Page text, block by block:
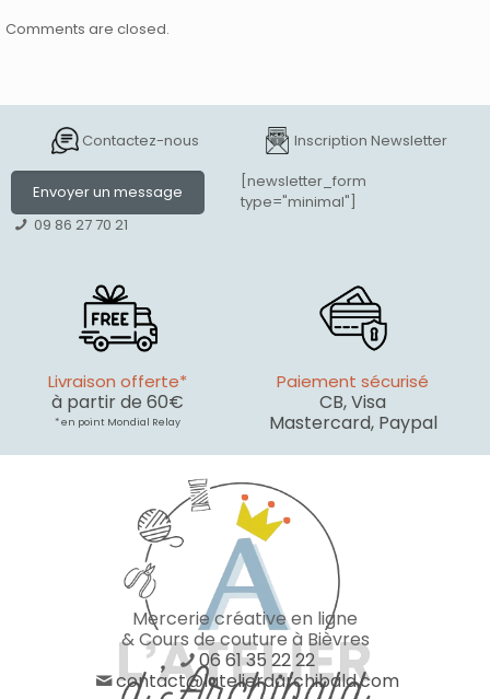
Comments are closed.
Contactez-nous
Envoyer un message
09 86 27 70 21
Inscription Newsletter
[newsletter_form
type="minimal"]
Livraison offerte*
à partir de 60€
* en point Mondial Relay
Paiement sécurisé
CB, Visa
Mastercard, Paypal
Mercerie créative en ligne
& Cours de couture à Bièvres
06 61 35 22 22
contact@latelierdarchibald.com